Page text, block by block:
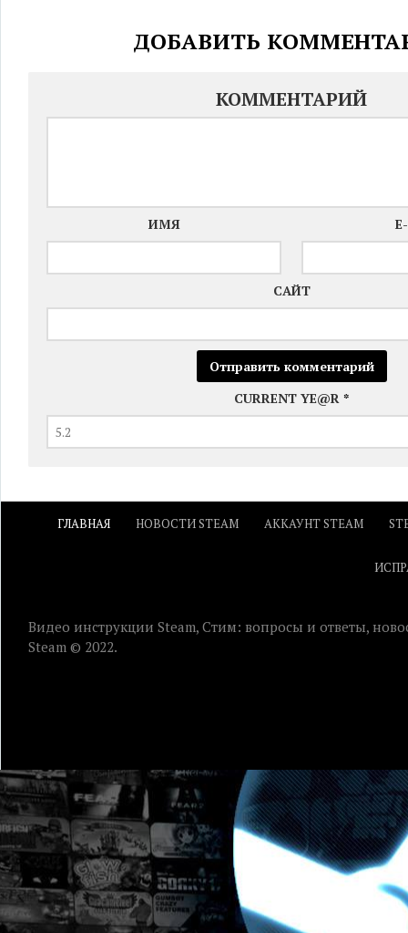
ДОБАВИТЬ
КОММЕНТАРИЙ
ИМЯ
САЙТ
CURRENT YE@R *
ГЛАВНАЯ НОВОСТИ STEAM АККАУНТ STEAM
Видео инструкции Steam, Стим: вопросы и ответы,
Steam © 2022.